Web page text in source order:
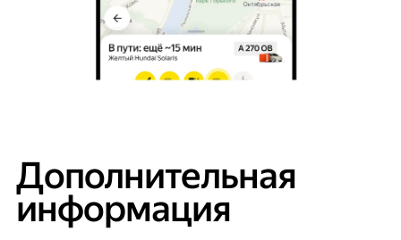
Дополнительная
информация